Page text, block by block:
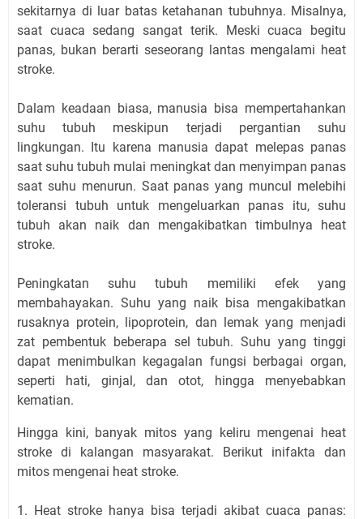
sekitarnya di luar batas ketahanan tubuhnya. Misalnya,
saat cuaca sedang sangat terik. Meski cuaca begitu
panas, bukan berarti seseorang lantas mengalami heat
stroke.
Dalam keadaan biasa, manusia bisa mempertahankan
suhu tubuh meskipun terjadi pergantian suhu
lingkungan. Itu karena manusia dapat melepas panas
saat suhu tubuh mulai meningkat dan menyimpan panas
saat suhu menurun. Saat panas yang muncul melebihi
toleransi tubuh untuk mengeluarkan panas itu, suhu
tubuh akan naik dan mengakibatkan timbulnya heat
stroke.
Peningkatan suhu tubuh memiliki efek yang
membahayakan. Suhu yang naik bisa mengakibatkan
rusaknya protein, lipoprotein, dan lemak yang menjadi
zat pembentuk beberapa sel tubuh. Suhu yang tinggi
dapat menimbulkan kegagalan fungsi berbagai organ,
seperti hati, ginjal, dan otot, hingga menyebabkan
kematian.
Hingga kini, banyak mitos yang keliru mengenai heat
stroke di kalangan masyarakat. Berikut inifakta dan
mitos mengenai heat stroke.
1. Heat stroke hanya bisa terjadi akibat cuaca panas: